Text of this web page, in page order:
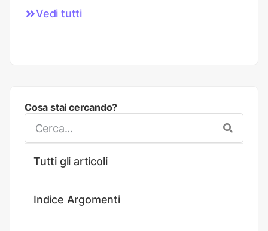
Vedi tutti
Cosa stai cercando?
Tutti gli articoli
Indice Argomenti